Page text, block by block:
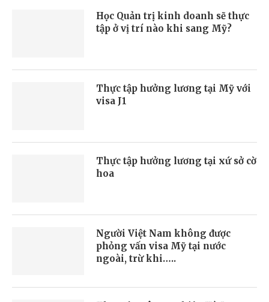
Học Quản trị kinh doanh sẽ thực
tập ở vị trí nào khi sang Mỹ?
Thực tập hưởng lương tại Mỹ với
visa J1
Thực tập hưởng lương tại xứ sở cờ
hoa
Người Việt Nam không được
phỏng vấn visa Mỹ tại nước
ngoài, trừ khi…..